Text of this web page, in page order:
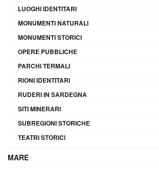
LUOGHI IDENTITARI
MONUMENTI NATURALI
MONUMENTI STORICI
OPERE PUBBLICHE
PARCHI TERMALI
RIONI IDENTITARI
RUDERI IN SARDEGNA
SITI MINERARI
SUBREGIONI STORICHE
TEATRI STORICI
MARE